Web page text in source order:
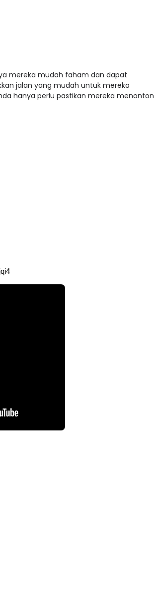
mereka mudah faham dan dapat
jalan yang mudah untuk mereka
hanya perlu pastikan mereka menonton